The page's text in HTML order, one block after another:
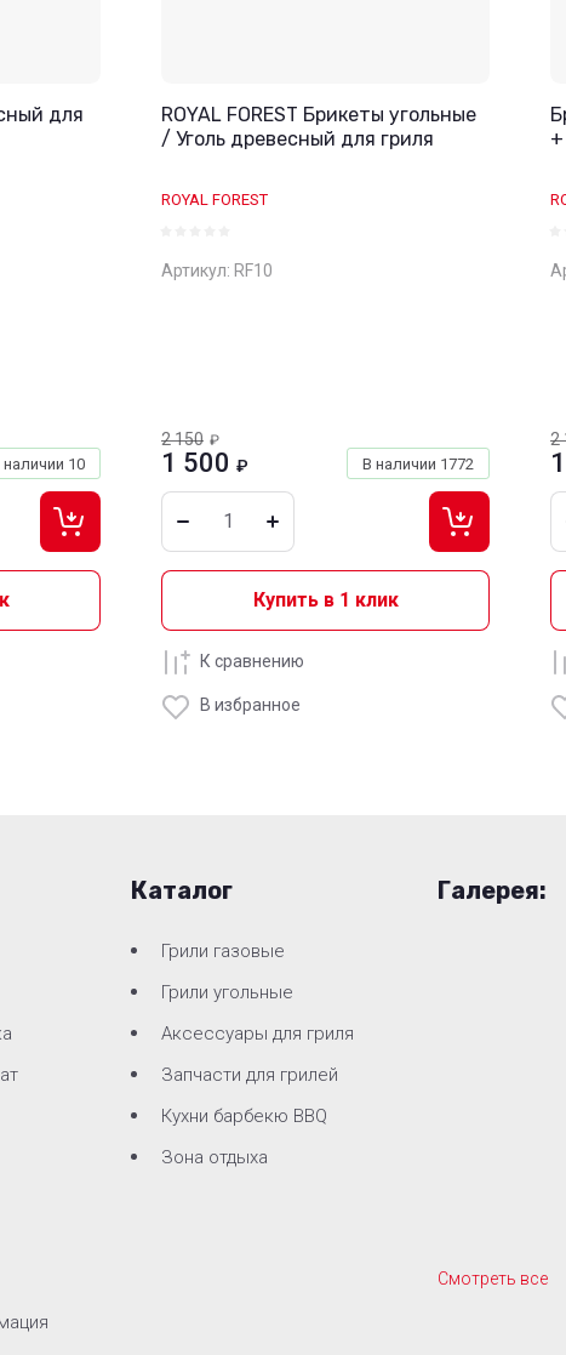
для
наличии 10
ROYAL FOREST Брикеты угольные
/ Уголь древесный для гриля
ROYAL FOREST
Артикул: RF10
В наличии 1772
2 150 ₽
1 500 ₽
Купить в 1 клик
К сравнению
В избранное
2
Каталог
Грили газовые
Грили угольные
Аксессуары для гриля
Запчасти для грилей
Кухни барбекю BBQ
Зона отдыха
Галерея:
Смотреть все